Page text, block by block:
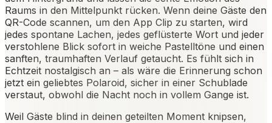
Raums in den Mittelpunkt rücken. Wenn deine Gäste den
QR-Code scannen, um den App Clip zu starten, wird
jedes spontane Lachen, jedes geflüsterte Wort und jeder
verstohlene Blick sofort in weiche Pastelltöne und einen
sanften, traumhaften Verlauf getaucht. Es fühlt sich in
Echtzeit nostalgisch an – als wäre die Erinnerung schon
jetzt ein geliebtes Polaroid, sicher in einer Schublade
verstaut, obwohl die Nacht noch in vollem Gange ist.
Weil Gäste blind in deinen geteilten Moment knipsen,